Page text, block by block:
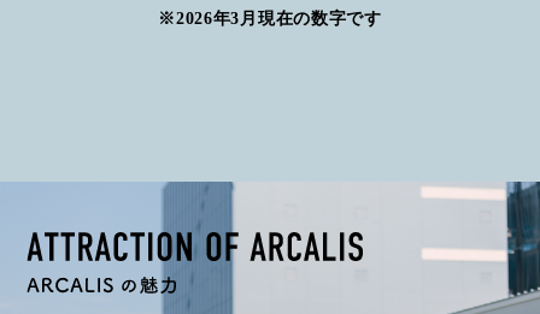
※2026年3月現在の数字です